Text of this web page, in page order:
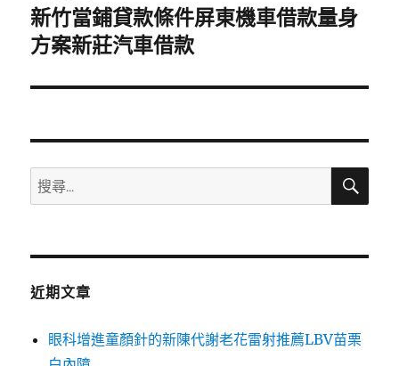
下
一
文
新竹當鋪貸款條件屏東機車借款量身
方案新莊汽車借款
搜
尋
鍵
搜
近期文章
眼科增進童顏針的新陳代謝老花雷射推薦LBV苗栗